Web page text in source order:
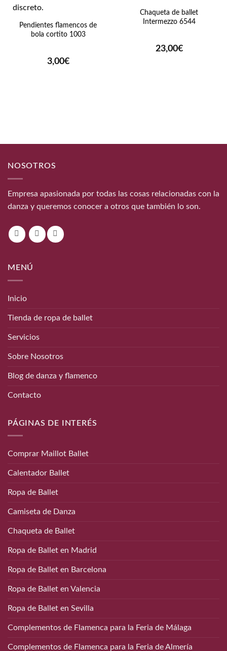
Pendientes flamencos de
bola cortito 1003
3,00€
Chaqueta de ballet
Intermezzo 6544
23,00€
NOSOTROS
Empresa apasionada por todas las cosas relacionadas con la
danza y queremos conocer a otros que también lo son.
MENÚ
Inicio
Tienda de ropa de ballet
Servicios
Sobre Nosotros
Blog de danza y flamenco
Contacto
PÁGINAS DE INTERÉS
Comprar Maillot Ballet
Calentador Ballet
Ropa de Ballet
Camiseta de Danza
Chaqueta de Ballet
Ropa de Ballet en Madrid
Ropa de Ballet en Barcelona
Ropa de Ballet en Valencia
Ropa de Ballet en Sevilla
Complementos de Flamenca para la Feria de Málaga
Complementos de Flamenca para la Feria de Almería